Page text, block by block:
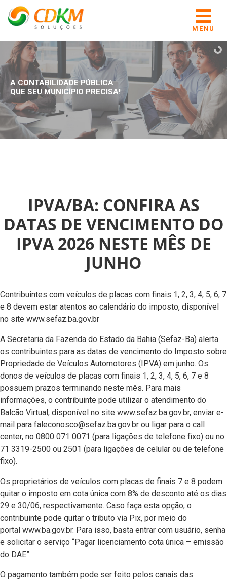
MENU
A CONTABILIDADE PÚBLICA
QUE SEU MUNICÍPIO PRECISA!
IPVA/BA: CONFIRA AS
DATAS DE VENCIMENTO DO
IPVA 2026 NESTE MÊS DE
JUNHO
Contribuintes com veículos de placas com finais 1, 2, 3, 4, 5, 6, 7
e 8 devem estar atentos ao calendário do imposto, disponível
no site www.sefaz.ba.gov.br
A Secretaria da Fazenda do Estado da Bahia (Sefaz-Ba) alerta
os contribuintes para as datas de vencimento do Imposto sobre
Propriedade de Veículos Automotores (IPVA) em junho. Os
donos de veículos de placas com finais 1, 2, 3, 4, 5, 6, 7 e 8
possuem prazos terminando neste mês. Para mais
informações, o contribuinte pode utilizar o atendimento do
Balcão Virtual, disponível no site www.sefaz.ba.gov.br, enviar e-
mail para faleconosco@sefaz.ba.gov.br ou ligar para o call
center, no 0800 071 0071 (para ligações de telefone fixo) ou no
71 3319-2500 ou 2501 (para ligações de celular ou de telefone
fixo).
Os proprietários de veículos com placas de finais 7 e 8 podem
quitar o imposto em cota única com 8% de desconto até os dias
29 e 30/06, respectivamente. Caso faça esta opção, o
contribuinte pode quitar o tributo via Pix, por meio do
portal www.ba.gov.br. Para isso, basta entrar com usuário, senha
e solicitar o serviço “Pagar licenciamento cota única – emissão
do DAE”.
O pagamento também pode ser feito pelos canais das